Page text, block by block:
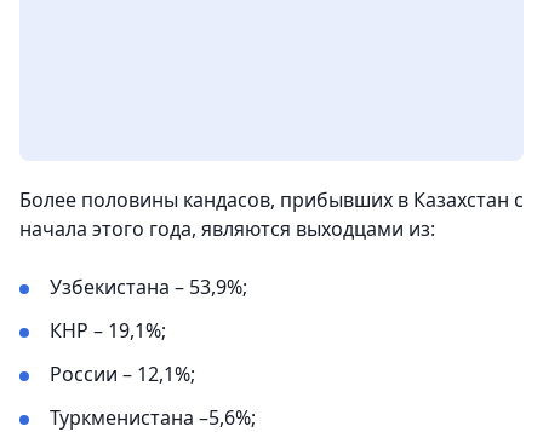
Более половины кандасов, прибывших в Казахстан с
начала этого года, являются выходцами из:
Узбекистана – 53,9%;
КНР – 19,1%;
России – 12,1%;
Туркменистана –5,6%;